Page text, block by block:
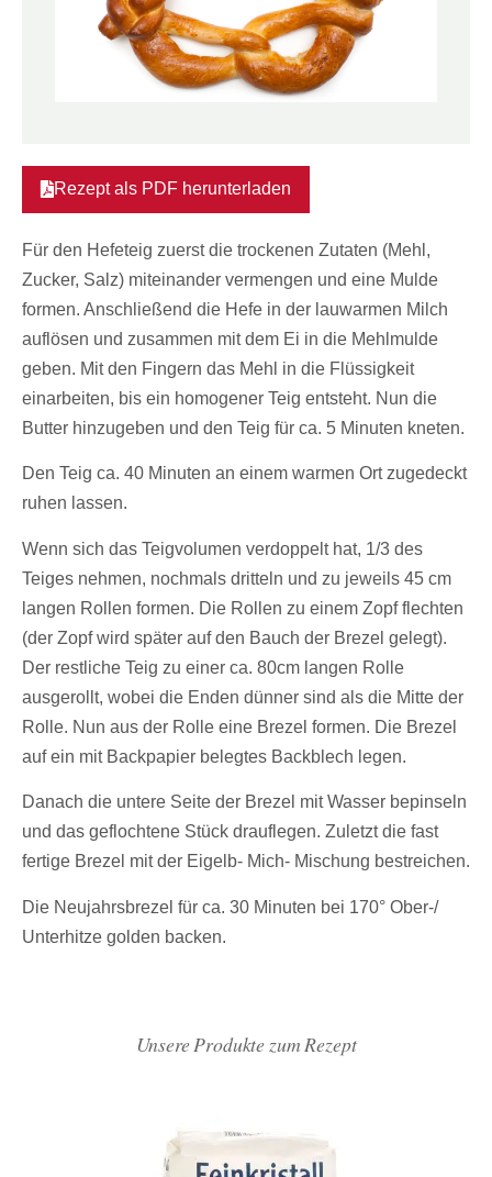
Rezept als PDF herunterladen
Für den Hefeteig zuerst die trockenen Zutaten (Mehl,
Zucker, Salz) miteinander vermengen und eine Mulde
formen. Anschließend die Hefe in der lauwarmen Milch
auflösen und zusammen mit dem Ei in die Mehlmulde
geben. Mit den Fingern das Mehl in die Flüssigkeit
einarbeiten, bis ein homogener Teig entsteht. Nun die
Butter hinzugeben und den Teig für ca. 5 Minuten kneten.
Den Teig ca. 40 Minuten an einem warmen Ort zugedeckt
ruhen lassen.
Wenn sich das Teigvolumen verdoppelt hat, 1/3 des
Teiges nehmen, nochmals dritteln und zu jeweils 45 cm
langen Rollen formen. Die Rollen zu einem Zopf flechten
(der Zopf wird später auf den Bauch der Brezel gelegt).
Der restliche Teig zu einer ca. 80cm langen Rolle
ausgerollt, wobei die Enden dünner sind als die Mitte der
Rolle. Nun aus der Rolle eine Brezel formen. Die Brezel
auf ein mit Backpapier belegtes Backblech legen.
Danach die untere Seite der Brezel mit Wasser bepinseln
und das geflochtene Stück drauflegen. Zuletzt die fast
fertige Brezel mit der Eigelb- Mich- Mischung bestreichen.
Die Neujahrsbrezel für ca. 30 Minuten bei 170° Ober-/
Unterhitze golden backen.
Unsere Produkte zum Rezept